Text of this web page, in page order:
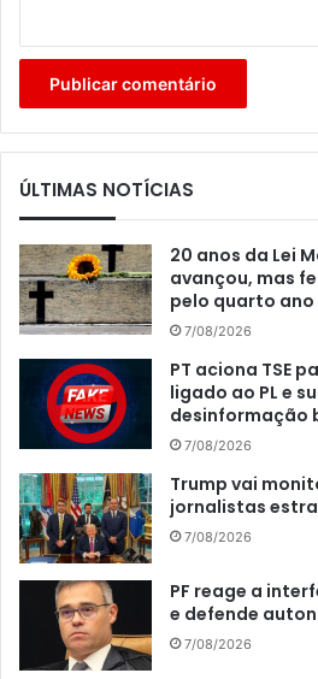
ÚLTIMAS NOTÍCIAS
20 anos da Lei
avançou, mas
pelo quarto ano
7/08/2026
PT aciona TSE
ligado ao PL e
desinformação
7/08/2026
Trump vai
jornalistas
7/08/2026
PF reage a
e defende
7/08/2026